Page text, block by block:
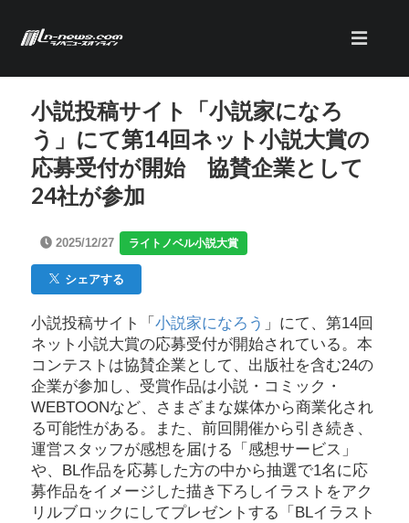
小説投稿サイト「小説家になろ
う」にて第14回ネット小説大賞の
応募受付が開始 協賛企業として
24社が参加
2025/12/27 ライトノベル小説大賞
シェアする
小説投稿サイト「 小説家になろう 」にて、第14回
ネット小説大賞の応募受付が開始されている。本
コンテストは協賛企業として、出版社を含む24の
企業が参加し、受賞作品は小説・コミック・
WEBTOONなど、さまざまな媒体から商業化され
る可能性がある。また、前回開催から引き続き、
運営スタッフが感想を届ける「感想サービス」
や、BL作品を応募した方の中から抽選で1名に応
募作品をイメージした描き下ろしイラストをアク
リルブロックにしてプレゼントする「BLイラスト